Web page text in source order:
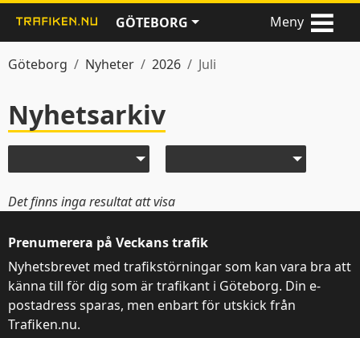
GÖTEBORG Meny
Göteborg Nyheter 2026 Juli
Nyhetsarkiv
Nyheter
Det finns inga resultat att visa
Prenumerera på Veckans trafik
Nyhetsbrevet med trafikstörningar som kan vara bra att
känna till för dig som är trafikant i Göteborg. Din e-
postadress sparas, men enbart för utskick från
Trafiken.nu.